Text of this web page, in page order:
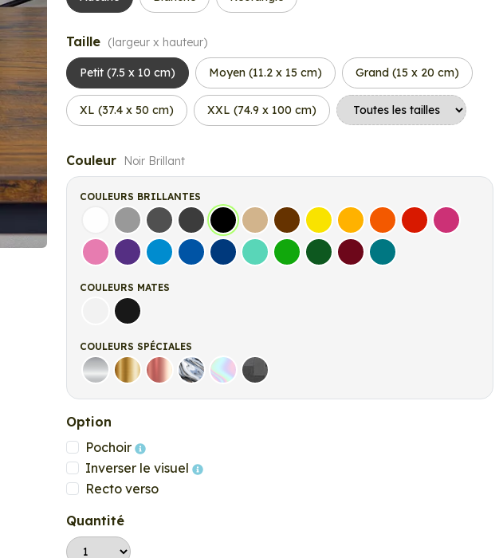
Taille (largeur x hauteur)
Petit (7.5 x 10 cm) Moyen (11.2 x 15 cm) Grand (15 x 20 cm)
XL (37.4 x 50 cm) XXL (74.9 x 100 cm)
Couleur Noir Brillant
COULEURS BRILLANTES
Blanc Gris Gris FoncéGris Anthracite
Noir Beige Marron Jaune ClairJaune Foncé
OrangeRouge Fuchsia
Rose Violet Bleu clairBleu MoyenBleu FoncéBleu VertVert clairVert FoncéBordeauxTurquoise
COULEURS MATES
Blanc matNoir mat
COULEURS SPÉCIALES
Argent Or Rose Gold
ChromeHolographique
Carbone Noir
Option
Pochoir
Inverser le visuel
Recto verso
Quantité